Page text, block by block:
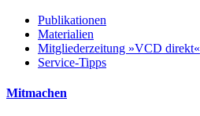
Publikationen
Materialien
Mitgliederzeitung »VCD direkt«
Service-Tipps
Mitmachen